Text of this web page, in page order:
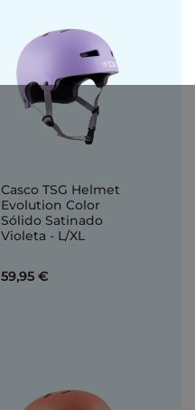
Casco TSG Helmet
Evolution Color
Sólido Satinado
Violeta - L/XL
59,95 €